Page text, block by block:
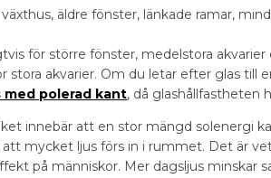
äldre fönster, länkade ramar,
för större fönster, medelstora
stora akvarier. Om du letar efter glas till
med polerad kant, då glashållfastheten
innebär att en stor mängd solenergi
att mycket ljus förs in i rummet. Det är
på människor. Mer dagsljus minskar